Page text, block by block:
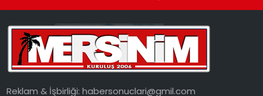
Reklam & İşbirliği:habersonuclari@gmil.com